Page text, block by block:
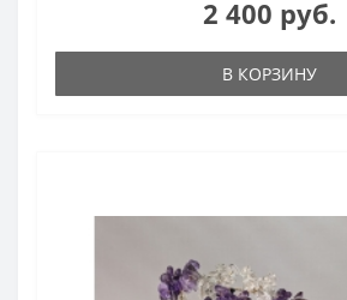
2 400 руб.
В КОРЗИНУ